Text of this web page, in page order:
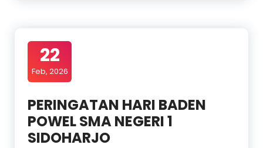
22
Feb, 2026
PERINGATAN HARI BADEN
POWEL SMA NEGERI 1
SIDOHARJO